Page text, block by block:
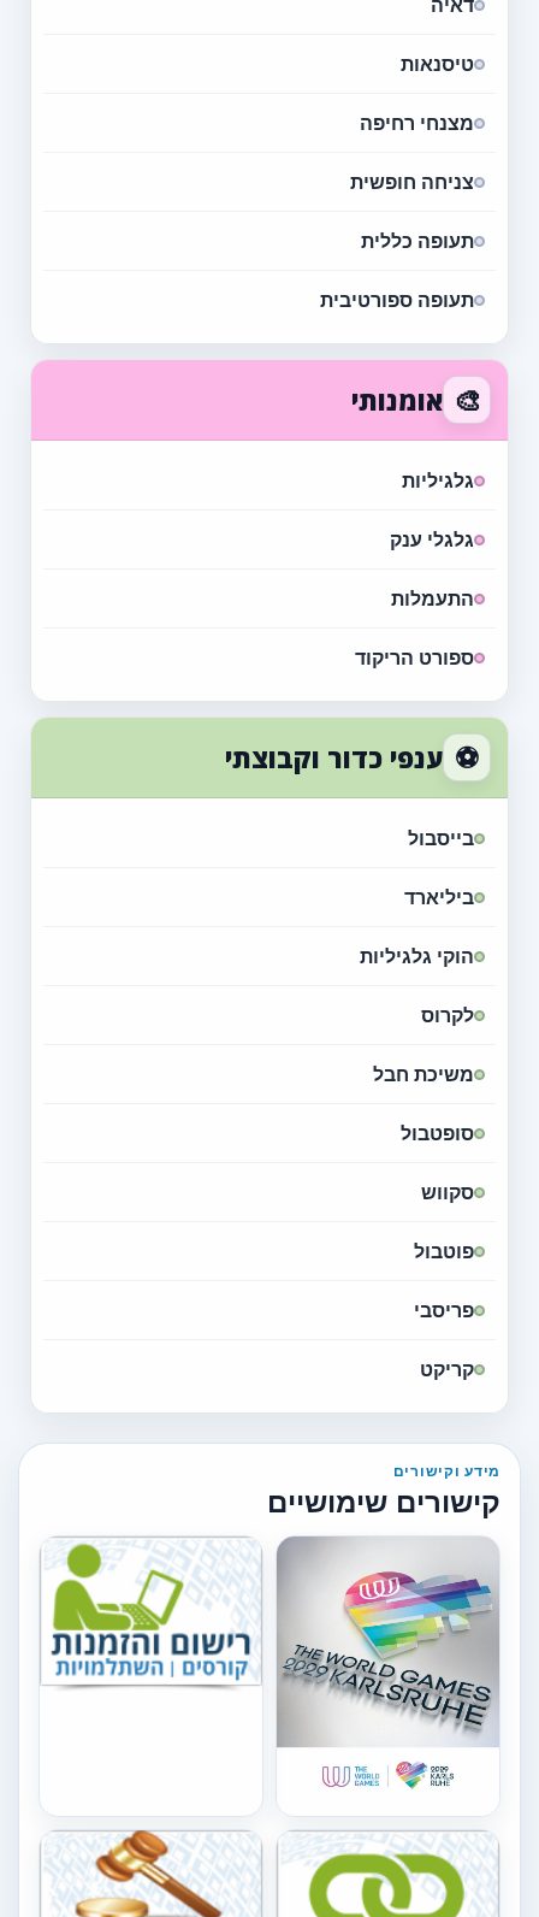
דאיה
טיסנאות
מצנחי רחיפה
צניחה חופשית
תעופה כללית
תעופה ספורטיבית
🎨 אומנותי
גלגיליות
גלגלי ענק
התעמלות
ספורט הריקוד
⚽ ענפי כדור וקבוצתי
בייסבול
ביליארד
הוקי גלגיליות
לקרוס
משיכת חבל
סופטבול
סקווש
פוטבול
פריסבי
קריקט
מידע וקישורים
קישורים שימושיים